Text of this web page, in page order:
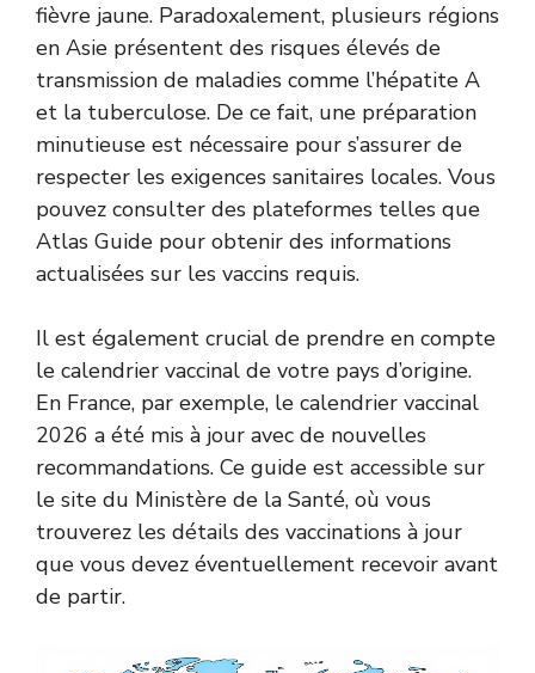
fièvre jaune. Paradoxalement, plusieurs régions
en Asie présentent des risques élevés de
transmission de maladies comme l’hépatite A
et la tuberculose. De ce fait, une préparation
minutieuse est nécessaire pour s’assurer de
respecter les exigences sanitaires locales. Vous
pouvez consulter des plateformes telles que
Atlas Guide pour obtenir des informations
actualisées sur les vaccins requis.
Il est également crucial de prendre en compte
le calendrier vaccinal de votre pays d’origine.
En France, par exemple, le calendrier vaccinal
2026 a été mis à jour avec de nouvelles
recommandations. Ce guide est accessible sur
le site du Ministère de la Santé, où vous
trouverez les détails des vaccinations à jour
que vous devez éventuellement recevoir avant
de partir.